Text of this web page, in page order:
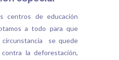
centros de educación
a todo para que
circunstancia se quede
la deforestación,